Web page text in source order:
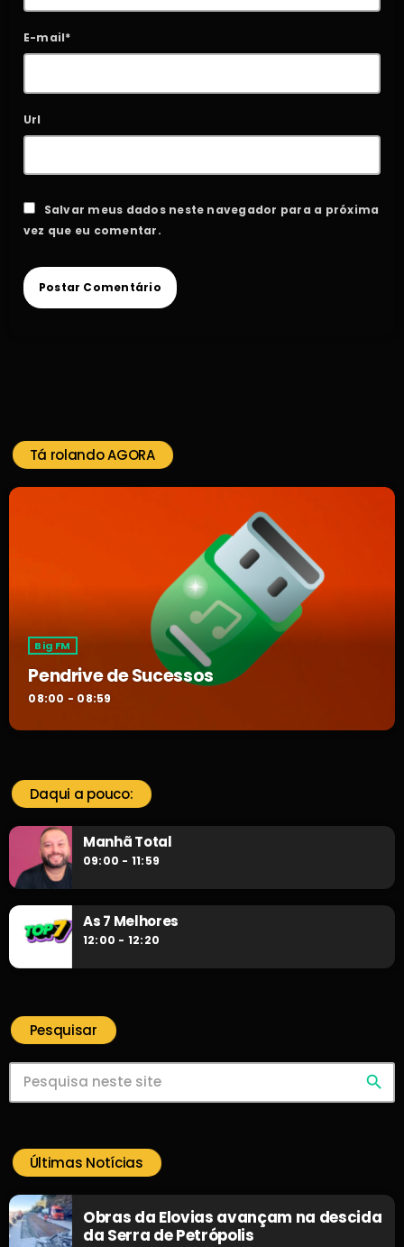
E-mail*
Url
Salvar meus dados neste navegador para a próxima
vez que eu comentar.
Tá rolando AGORA
Big FM
Pendrive de Sucessos
08:00 - 08:59
Daqui a pouco:
Manhã Total
09:00 - 11:59
As 7 Melhores
12:00 - 12:20
Pesquisar
search
Últimas Notícias
Obras da Elovias avançam na descida
da Serra de Petrópolis